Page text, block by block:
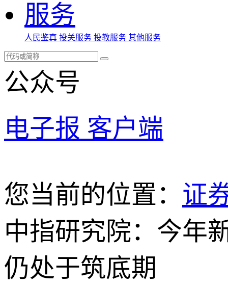
服务
人民鉴真 投关服务 投教服务 其他服务
公众号
电子报 客户端
您当前的位置： 证
中指研究院：今年
仍处于筑底期